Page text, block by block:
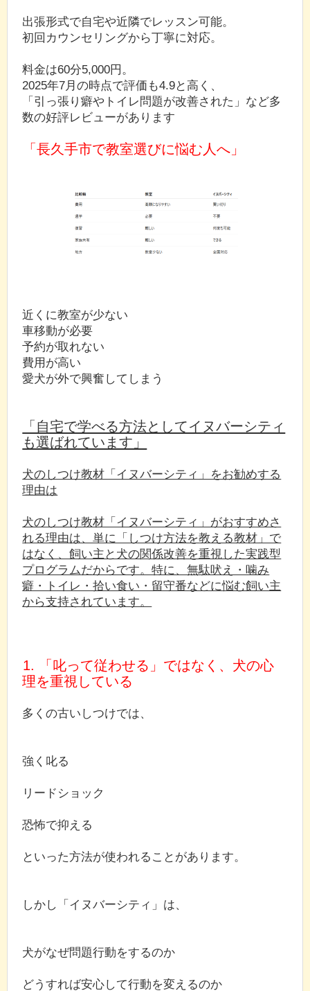
出張形式で自宅や近隣でレッスン可能。
初回カウンセリングから丁寧に対応。
料金は60分5,000円。
2025年7月の時点で評価も4.9と高く、
「引っ張り癖やトイレ問題が改善された」など多
数の好評レビューがあります
「長久手市で教室選びに悩む人へ」
近くに教室が少ない
車移動が必要
予約が取れない
費用が高い
愛犬が外で興奮してしまう
「自宅で学べる方法としてイヌバーシティ
も選ばれています」
犬のしつけ教材「イヌバーシティ」をお勧めする
理由は
犬のしつけ教材「イヌバーシティ」がおすすめさ
れる理由は、単に「しつけ方法を教える教材」で
はなく、飼い主と犬の関係改善を重視した実践型
プログラムだからです。特に、無駄吠え・噛み
癖・トイレ・拾い食い・留守番などに悩む飼い主
から支持されています。
1. 「叱って従わせる」ではなく、犬の心
理を重視している
多くの古いしつけでは、
強く叱る
リードショック
恐怖で抑える
といった方法が使われることがあります。
しかし「イヌバーシティ」は、
犬がなぜ問題行動をするのか
どうすれば安心して行動を変えるのか